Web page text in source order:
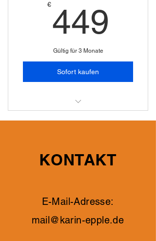
€ 449
Gültig für 3 Monate
Sofort kaufen
KONTAKT
E-Mail-Adresse:
mail@karin-epple.de